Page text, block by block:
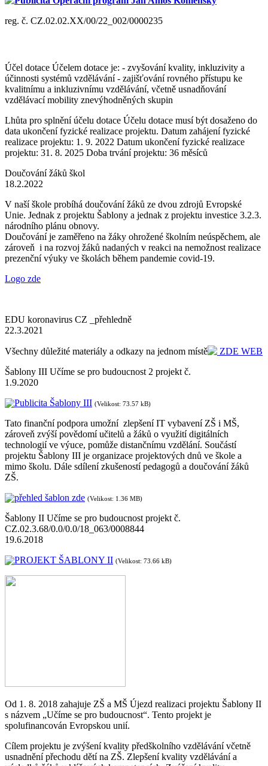
reg. č. CZ.02.02.XX/00/22_002/0000235
Účel dotace Účelem dotace je: - zvyšování kvality, inkluzivity a
účinnosti systémů vzdělávání - zajišťování rovného přístupu ke
kvalitnímu a inkluzivnímu vzdělávání, včetně usnadňování
vzdělávací mobility znevýhodněných skupin
Lhůta pro splnění účelu dotace Účelu dotace musí být dosaženo do
data ukončení fyzické realizace projektu. Datum zahájení fyzické
realizace projektu: 1. 9. 2022 Datum ukončení fyzické realizace
projektu: 31. 8. 2025 Doba trvání projektu: 36 měsíců
Doučování žáků škol
18.2.2022
V naší škole probíhá doučování žáků ze dvou zdrojů Evropské
Unie. Jednak z projektu Šablony a jednak z projektu investice 3.2.3.
národního plánu obnovy.
Doučování je zaměřeno na žáky ohrožené školním neúspěchem, ale
zároveň i na rozvoj žáků nadaných v reakci na nemožnost realizace
prezenční výuky ve školách během pandemie covid-19.
Logo zde
EDU koronavirus CZ _přehledně
22.3.2021
Všechny důležité materiály a odkazy na jednom místě
ZDE WEB
Šablony III Učíme se pro budoucnost 2 projekt č.
1.9.2020
Publicita Šablony III (Velikost: 73.57 kB)
Tato finanční podpora umožní zlepšení IT vybavení ZŠ i MŠ,
zároveň zvýší povědomí učitelů a žáků o využití digitálních
technologií ve výuce, pomůže distančnímu vzdělání. Součástí
projektu Šablony III je organizace projektových dnů ve škole a
mimo školu. Dále sdílení zkušeností pedagogů a doučování žáků
ZŠ.
přehled šablon zde (Velikost: 1.36 MB)
Šablony II Učíme se pro budoucnost projekt č.
CZ.02.3.68/0.0/0.0/18_063/0008844
19.6.2018
PROJEKT ŠABLONY II (Velikost: 73.66 kB)
Od 1. 8. 2018 zahajuje ZŠ a MŠ Újezd realizaci projektu Šablony II
s názvem „Učíme se pro budoucnost“. Tento projekt je
spolufinancován Evropskou unií.
Cílem projektu je zvýšení kvality předškolního vzdělávání včetně
usnadnění přechodu dětí na ZŠ. Zlepšení kvality vzdělávání a